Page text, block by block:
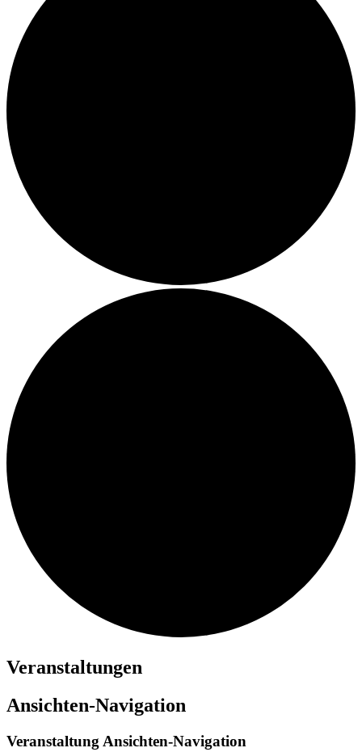
Veranstaltungen
Ansichten-Navigation
Veranstaltung Ansichten-Navigation